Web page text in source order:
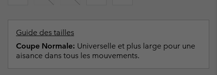
Guide des tailles
Coupe Normale: Universelle et plus large pour une
aisance dans tous les mouvements.